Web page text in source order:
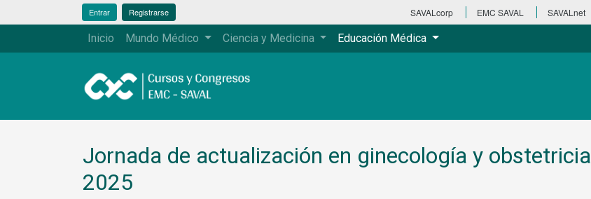
Entrar Registrarse SAVALcorp EMC SAVAL SAVALnet
Inicio Mundo Médico Ciencia y Medicina Educación Médica
Jornada de actualización en ginecología y obstetricia
2025